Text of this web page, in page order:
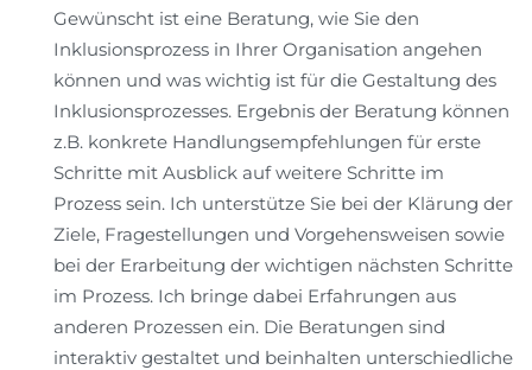
Gewünscht ist eine Beratung, wie Sie den
Inklusionsprozess in Ihrer Organisation angehen
können und was wichtig ist für die Gestaltung des
Inklusionsprozesses. Ergebnis der Beratung können
z.B. konkrete Handlungsempfehlungen für erste
Schritte mit Ausblick auf weitere Schritte im
Prozess sein. Ich unterstütze Sie bei der Klärung der
Ziele, Fragestellungen und Vorgehensweisen sowie
bei der Erarbeitung der wichtigen nächsten Schritte
im Prozess. Ich bringe dabei Erfahrungen aus
anderen Prozessen ein. Die Beratungen sind
interaktiv gestaltet und beinhalten unterschiedliche